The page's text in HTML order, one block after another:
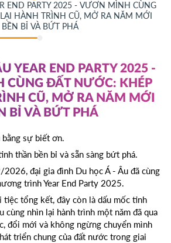
END PARTY 2025 - VƯƠN MÌNH CÙNG
HÀNH TRÌNH CŨ, MỞ RA NĂM MỚI
BỀN BỈ VÀ BỨT PHÁ
YEAR END PARTY 2025 -
CÙNG ĐẤT NƯỚC: KHÉP
CŨ, MỞ RA NĂM MỚI
BỈ VÀ BỨT PHÁ
sự biết ơn.
thần bền bỉ và sẵn sàng bứt phá.
đại gia đình Du học Á - Âu đã cùng
trình Year End Party 2025.
tiệc tổng kết, đây còn là dấu mốc tinh
cùng nhìn lại hành trình một năm đã qua
đổi mới và không ngừng chuyển mình
triển chung của đất nước trong giai